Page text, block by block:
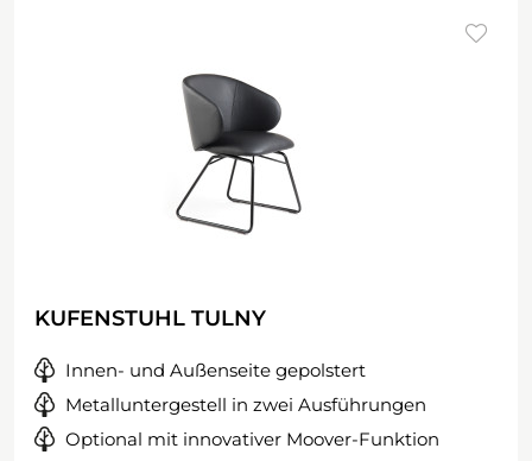
KUFENSTUHL TULNY
Innen- und Außenseite gepolstert
Metalluntergestell in zwei Ausführungen
Optional mit innovativer Moover-Funktion